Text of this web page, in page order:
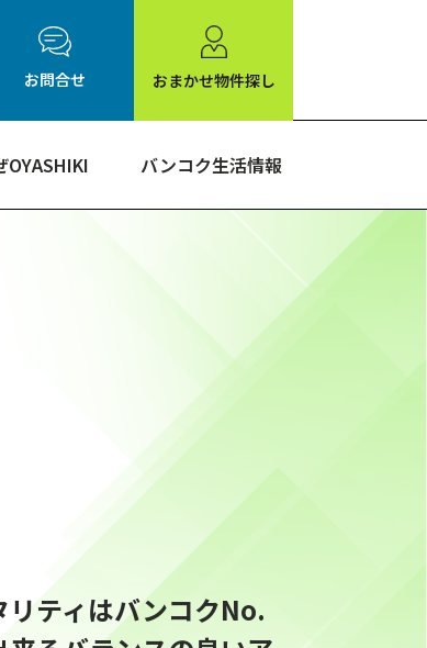
お問合せ おまかせ物件探し
OYASHIKI バンコク生活情報
ティはバンコクNo.